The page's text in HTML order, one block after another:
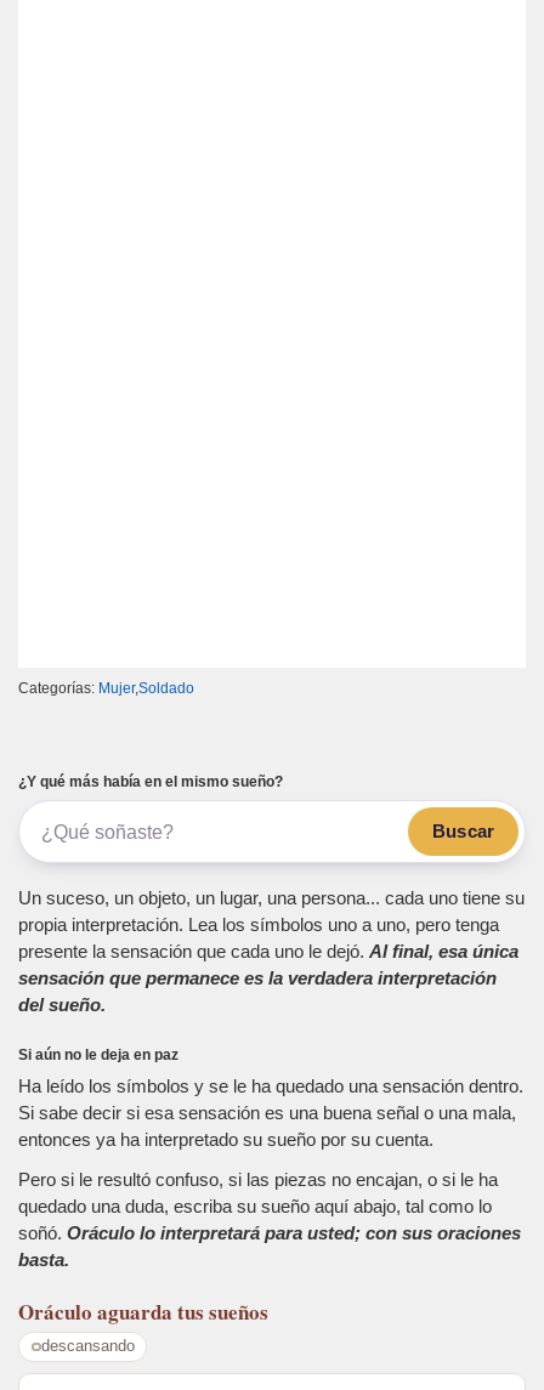
Categorías: Mujer,Soldado
¿Y qué más había en el mismo sueño?
Buscar
Un suceso, un objeto, un lugar, una persona... cada uno tiene su
propia interpretación. Lea los símbolos uno a uno, pero tenga
presente la sensación que cada uno le dejó. Al final, esa única
sensación que permanece es la verdadera interpretación
del sueño.
Si aún no le deja en paz
Ha leído los símbolos y se le ha quedado una sensación dentro.
Si sabe decir si esa sensación es una buena señal o una mala,
entonces ya ha interpretado su sueño por su cuenta.
Pero si le resultó confuso, si las piezas no encajan, o si le ha
quedado una duda, escriba su sueño aquí abajo, tal como lo
soñó. Oráculo lo interpretará para usted; con sus oraciones
basta.
Oráculo aguarda tus sueños
descansando